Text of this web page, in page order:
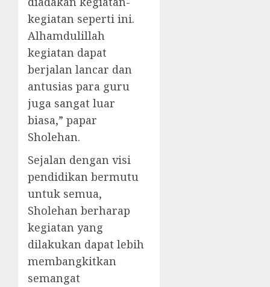
kegiatan seperti ini.
Alhamdulillah
kegiatan dapat
berjalan lancar dan
antusias para guru
juga sangat luar
biasa,” papar
Sholehan.
Sejalan dengan visi
pendidikan bermutu
untuk semua,
Sholehan berharap
kegiatan yang
dilakukan dapat lebih
membangkitkan
semangat